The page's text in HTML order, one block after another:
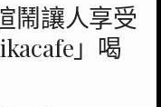
鬧讓人享受
」喝